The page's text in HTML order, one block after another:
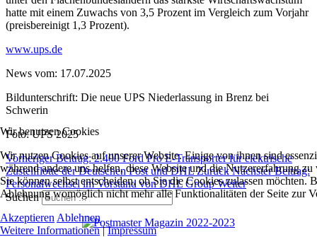
hatte mit einem Zuwachs von 3,5 Prozent im Vergleich zum Vorjahr
(preisbereinigt 1,3 Prozent).
www.ups.de
News vom: 17.07.2025
Bildunterschrift: Die neue UPS Niederlassung in Brenz bei
Schwerin
Foto: UPS 2025
Vorheriger Beitrag: 2.400 Ford Pro E-Transporter für elektrische
Zustellflotte der Deutschen Post und DHLZurück Nächster Beitrag:
Personalwechsel im Vorstand von DHL GroupWeiter
Suchen
Wir benutzen Cookies
Wir nutzen Cookies auf unserer Website. Einige von ihnen sind
während andere uns helfen, diese Website und die Nutzererfahrung
Sie können selbst entscheiden, ob Sie die Cookies zulassen möchten.
Ablehnung womöglich nicht mehr alle Funktionalitäten der Seite zur
Akzeptieren Ablehnen
Weitere Informationen|Impressum